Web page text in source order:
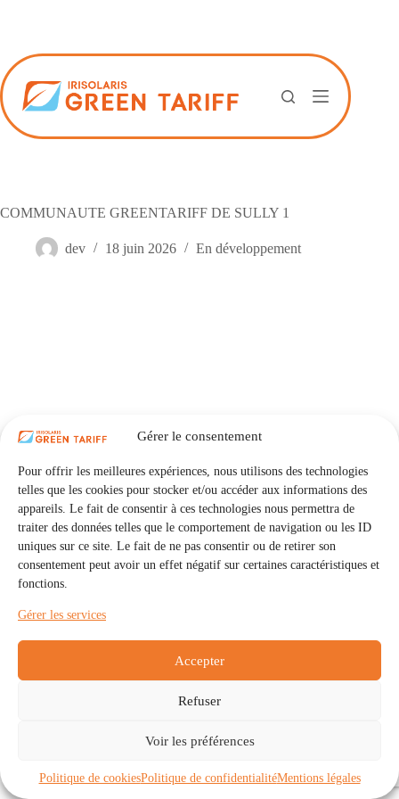
Gérer le consentement
Pour offrir les meilleures expériences, nous utilisons des technologies
telles que les cookies pour stocker et/ou accéder aux informations des
appareils. Le fait de consentir à ces technologies nous permettra de
traiter des données telles que le comportement de navigation ou les ID
uniques sur ce site. Le fait de ne pas consentir ou de retirer son
consentement peut avoir un effet négatif sur certaines caractéristiques et
fonctions.
Gérer les services
Accepter
Refuser
Voir les préférences
Politique de cookiesPolitique de confidentialitéMentions légales
COMMUNAUTE GREENTARIFF DE SULLY 1
dev 18 juin 2026 En développement
Communautés
À propos
Politique de cookies (UE)